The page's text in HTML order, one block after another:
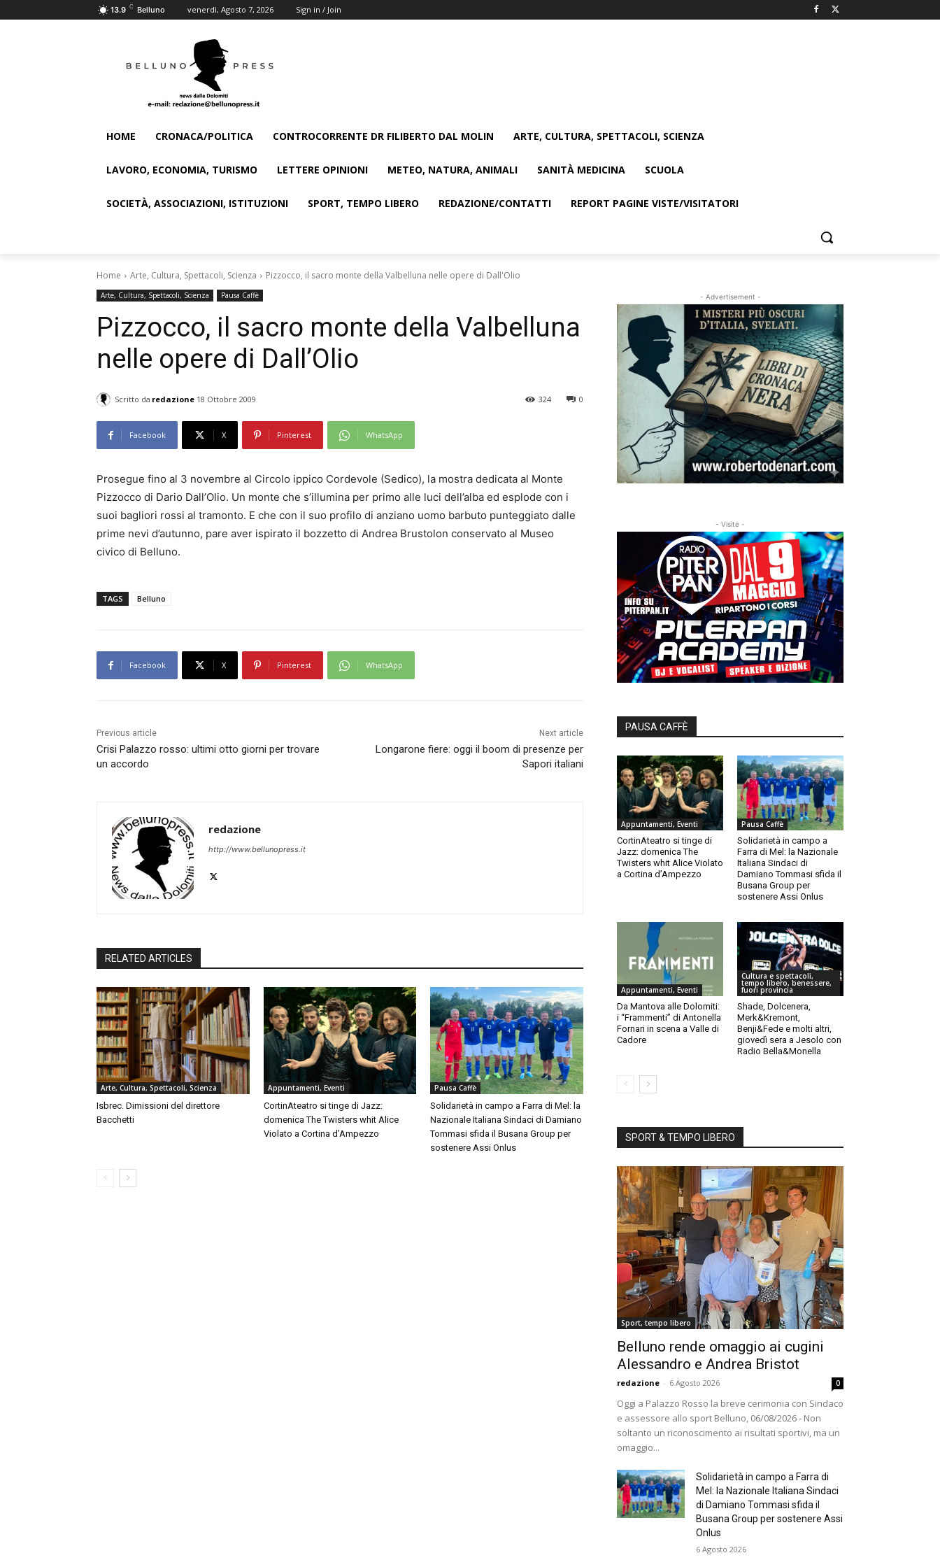
13.9 C Belluno venerdì, Agosto 7, 2026 Sign in / Join
HOME CRONACA/POLITICA CONTROCORRENTE DR FILIBERTO DAL MOLIN ARTE, CULTURA, SPETTACOLI, SCIENZA
LAVORO, ECONOMIA, TURISMO LETTERE OPINIONI METEO, NATURA, ANIMALI SANITÀ MEDICINA SCUOLA
SOCIETÀ, ASSOCIAZIONI, ISTITUZIONI SPORT, TEMPO LIBERO REDAZIONE/CONTATTI REPORT PAGINE VISTE/VISITATORI
Home Arte, Cultura, Spettacoli, Scienza Pizzocco, il sacro monte della Valbelluna nelle opere di Dall'Olio
Arte, Cultura, Spettacoli, Scienza Pausa Caffè
Pizzocco, il sacro monte della Valbelluna
nelle opere di Dall’Olio
Scritto da redazione 18 Ottobre 2009 0
324
Facebook X Pinterest WhatsApp
Prosegue fino al 3 novembre al Circolo ippico Cordevole (Sedico), la mostra dedicata al Monte
Pizzocco di Dario Dall’Olio. Un monte che s’illumina per primo alle luci dell’alba ed esplode con i
suoi bagliori rossi al tramonto. E che con il suo profilo di anziano uomo barbuto punteggiato dalle
prime nevi d’autunno, pare aver ispirato il bozzetto di Andrea Brustolon conservato al Museo
civico di Belluno.
TAGS Belluno
Facebook X Pinterest WhatsApp
Previous article
Crisi Palazzo rosso: ultimi otto giorni per trovare
un accordo
Next article
Longarone fiere: oggi il boom di presenze per
Sapori italiani
redazione
http://www.bellunopress.it
RELATED ARTICLES
Arte, Cultura, Spettacoli, Scienza
Isbrec. Dimissioni del direttore
Bacchetti
Appuntamenti, Eventi
CortinAteatro si tinge di Jazz:
domenica The Twisters whit Alice
Violato a Cortina d’Ampezzo
Pausa Caffè
Solidarietà in campo a Farra di Mel: la
Nazionale Italiana Sindaci di Damiano
Tommasi sfida il Busana Group per
sostenere Assi Onlus
- Advertisement -
- Visite -
PAUSA CAFFÈ
Appuntamenti, Eventi
CortinAteatro si tinge di
Jazz: domenica The
Twisters whit Alice Violato
a Cortina d’Ampezzo
Pausa Caffè
Solidarietà in campo a
Farra di Mel: la Nazionale
Italiana Sindaci di
Damiano Tommasi sfida il
Busana Group per
sostenere Assi Onlus
Appuntamenti, Eventi
Da Mantova alle Dolomiti:
i “Frammenti” di Antonella
Fornari in scena a Valle di
Cadore
Cultura e spettacoli,
tempo libero, benessere,
fuori provincia
Shade, Dolcenera,
Merk&Kremont,
Benji&Fede e molti altri,
giovedì sera a Jesolo con
Radio Bella&Monella
SPORT & TEMPO LIBERO
Sport, tempo libero
Belluno rende omaggio ai cugini
Alessandro e Andrea Bristot
redazione - 6 Agosto 2026 0
Oggi a Palazzo Rosso la breve cerimonia con Sindaco
e assessore allo sport Belluno, 06/08/2026 - Non
soltanto un riconoscimento ai risultati sportivi, ma un
omaggio...
Solidarietà in campo a Farra di
Mel: la Nazionale Italiana Sindaci
di Damiano Tommasi sfida il
Busana Group per sostenere Assi
Onlus
6 Agosto 2026